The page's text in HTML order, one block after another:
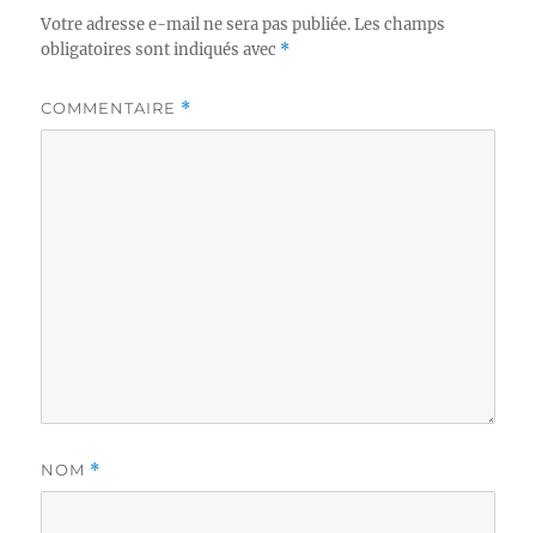
Votre adresse e-mail ne sera pas publiée. Les champs
obligatoires sont indiqués avec *
COMMENTAIRE *
NOM *